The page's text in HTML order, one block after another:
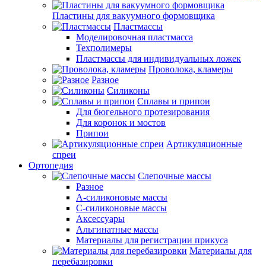
Пластины для вакуумного формовщика
Пластмассы
Моделировочная пластмасса
Техполимеры
Пластмассы для индивидуальных ложек
Проволока, кламеры
Разное
Силиконы
Сплавы и припои
Для бюгельного протезирования
Для коронок и мостов
Припои
Артикуляционные
спреи
Ортопедия
Слепочные массы
Разное
А-силиконовые массы
С-силиконовые массы
Аксессуары
Альгинатные массы
Материалы для регистрации прикуса
Материалы для
перебазировки